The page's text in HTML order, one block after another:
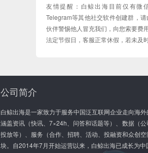
友情提醒：白鲸出海目前仅有微
Telegram等其他社交软件创建群，
伙伴警惕他人冒充我们，向您索要费
法定节假日，客服正常休假，若未及
公司简介
白鲸出海是一家致力于服务中国泛互联网企业走向海
涵盖资讯（快讯、7×24h、问答和话题等）、数据（
投放等）、服务（合作、招聘、活动、投融资和众创
块。自2014年7月开始运营以来，白鲸出海已成长为